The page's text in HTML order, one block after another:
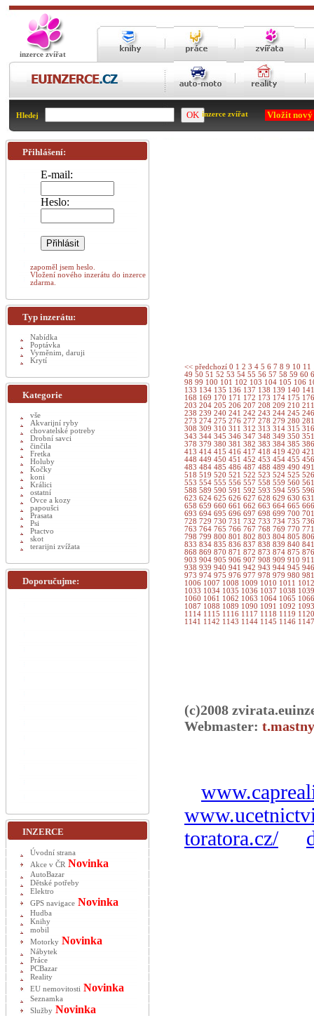
inzerce zvířat
Hledej inzerce zvířat Vložit
<< předchozí 0 1 2 3 4 5 6 7 8 9 10 11
49 50 51 52 53 54 55 56 57 58 59 60
98 99 100 101 102 103 104 105 106
133 134 135 136 137 138 139 140
168 169 170 171 172 173 174 175
203 204 205 206 207 208 209 210
238 239 240 241 242 243 244 245
273 274 275 276 277 278 279 280
308 309 310 311 312 313 314 315
343 344 345 346 347 348 349 350
378 379 380 381 382 383 384 385
413 414 415 416 417 418 419 420
448 449 450 451 452 453 454 455
483 484 485 486 487 488 489 490
518 519 520 521 522 523 524 525
553 554 555 556 557 558 559 560
588 589 590 591 592 593 594 595
623 624 625 626 627 628 629 630
658 659 660 661 662 663 664 665
693 694 695 696 697 698 699 700
728 729 730 731 732 733 734 735
763 764 765 766 767 768 769 770
798 799 800 801 802 803 804 805
833 834 835 836 837 838 839 840
868 869 870 871 872 873 874 875
903 904 905 906 907 908 909 910
938 939 940 941 942 943 944 945
973 974 975 976 977 978 979 980
1006 1007 1008 1009 1010 1011
1033 1034 1035 1036 1037 1038
1060 1061 1062 1063 1064 1065
1087 1088 1089 1090 1091 1092
1114 1115 1116 1117 1118 1119
1141 1142 1143 1144 1145 1146
(c)2008
Webmaster:
toratora.cz/
Přihlášení:
E-mail:
Heslo:
zapoměl jsem heslo.
Vložení nového inzerátu do inzerce
zdarma.
Typ inzerátu:
Nabídka
Poptávka
Vyměnim, daruji
Krytí
Kategorie
vše
Akvarijní ryby
chovatelské potreby
Drobní savci
činčila
Fretka
Holuby
Kočky
koni
Králici
ostatní
Ovce a kozy
papoušci
Prasata
Psi
Ptactvo
skot
terarijni zvížata
Doporučujme:
INZERCE
Úvodní strana
Akce v ČR Novinka
AutoBazar
Dětské potřeby
Elektro
GPS navigace Novinka
Hudba
Knihy
mobil
Motorky Novinka
Nábytek
Práce
PCBazar
Reality
EU nemovitosti Novinka
Seznamka
Služby Novinka